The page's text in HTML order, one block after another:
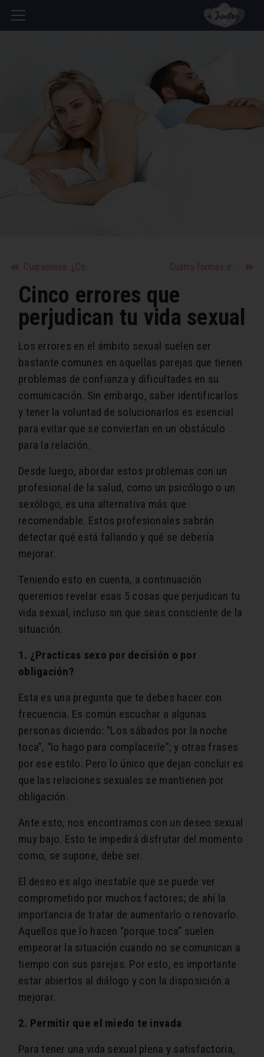
Cuarentena: ¿Cómo saber si es hambre real o hambre emocional? Cuatro formas de estimular el clítoris
Cinco errores que
perjudican tu vida sexual
Los errores en el ámbito sexual suelen ser
bastante comunes en aquellas parejas que tienen
problemas de confianza y dificultades en su
comunicación. Sin embargo, saber identificarlos
y tener la voluntad de solucionarlos es esencial
para evitar que se conviertan en un obstáculo
para la relación.
Desde luego, abordar estos problemas con un
profesional de la salud, como un psicólogo o un
sexólogo, es una alternativa más que
recomendable. Estos profesionales sabrán
detectar qué está fallando y qué se debería
mejorar.
Teniendo esto en cuenta, a continuación
queremos revelar esas 5 cosas que perjudican tu
vida sexual, incluso sin que seas consciente de la
situación.
1. ¿Practicas sexo por decisión o por
obligación?
Esta es una pregunta que te debes hacer con
frecuencia. Es común escuchar a algunas
personas diciendo: “Los sábados por la noche
toca”, “lo hago para complacerle”; y otras frases
por ese estilo. Pero lo único que dejan concluir es
que las relaciones sexuales se mantienen por
obligación.
Ante esto, nos encontramos con un deseo sexual
muy bajo. Esto te impedirá disfrutar del momento
como, se supone, debe ser.
El deseo es algo inestable que se puede ver
comprometido por muchos factores; de ahí la
importancia de tratar de aumentarlo o renovarlo.
Aquellos que lo hacen “porque toca” suelen
empeorar la situación cuando no se comunican a
tiempo con sus parejas. Por esto, es importante
estar abiertos al diálogo y con la disposición a
mejorar.
2. Permitir que el miedo te invada
Para tener una vida sexual plena y satisfactoria,